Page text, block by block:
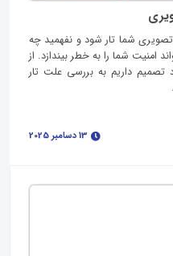
شما تار شود و نفهمید چه
شما را به خطر بیندازد. از
تصمیم داریم به بررسی علت‌ تار